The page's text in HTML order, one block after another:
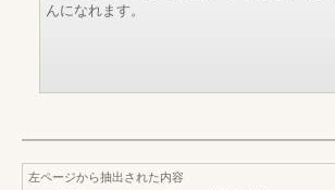
んになれます。
左ページから抽出された内容